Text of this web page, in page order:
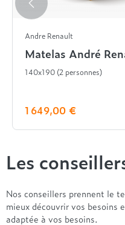
Andre Renault
Matelas André
140x190 (2 personnes)
1 649,00 €
Les
Nos conseillers prennent le
mieux découvrir vos besoins
adaptée à vos besoins.